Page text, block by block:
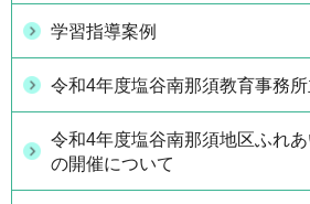
学習指導案例
令和4年度塩谷南那須教育事務
令和4年度塩谷南那須地区ふれ
の開催について